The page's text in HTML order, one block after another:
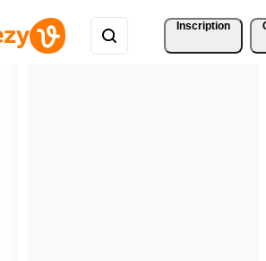
Inscription